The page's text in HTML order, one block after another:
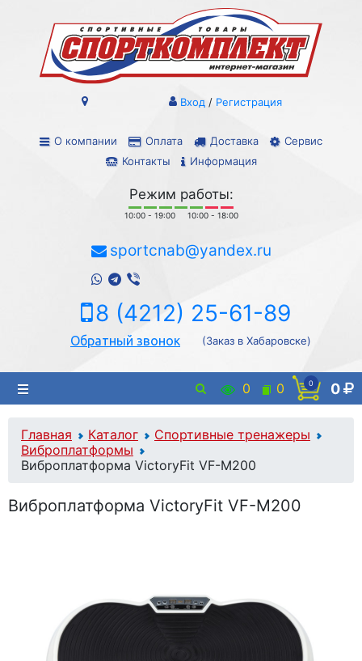
О компании Оплата Доставка
Сервис
Контакты
Информация
Вход / Регистрация
Режим работы:
10:00 - 19:00 10:00 - 18:00
sportcnab@yandex.ru
8 (4212) 25-61-89
Обратный звонок (Заказ в Хабаровске)
0 0 0 0
Главная Каталог
Спортивные тренажеры
Виброплатформы
Виброплатформа VictoryFit VF-M200
Виброплатформа VictoryFit VF-M200